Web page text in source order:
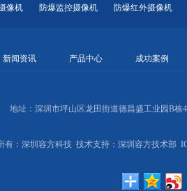
像机 防爆监控摄像机 防爆红外摄像机
新闻资讯 产品中心 成功案例
地址：深圳市坪山区龙田街道德昌盛工业园B栋
有：深圳容方科技 技术支持： 深圳容方技术部